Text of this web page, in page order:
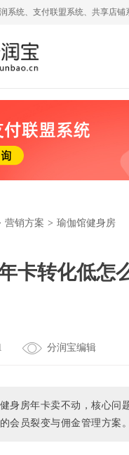
系统、支付联盟系统、共享店铺
营销方案 > 瑜伽馆健身房
卡转化低怎
分润宝编辑
身房年卡卖不动，核心问
会员裂变与佣金管理方案。